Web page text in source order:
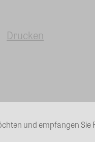
Drucken
und empfangen Sie